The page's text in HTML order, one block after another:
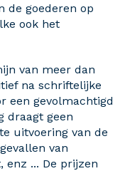
de goederen op
ook het
van meer dan
na schriftelijke
een gevolmachtigd
draagt geen
uitvoering van de
van
enz ... De prijzen